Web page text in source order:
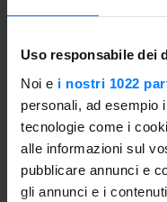
Uso responsabile dei
Noi e i nostri 1022
personali, ad esempio
tecnologie come i
alle informazioni sul
pubblicare annunci e
gli annunci e i
Proceeding
Break the eggs into a
water and as much
(do not pour it all in
cool quickly in Freddy.